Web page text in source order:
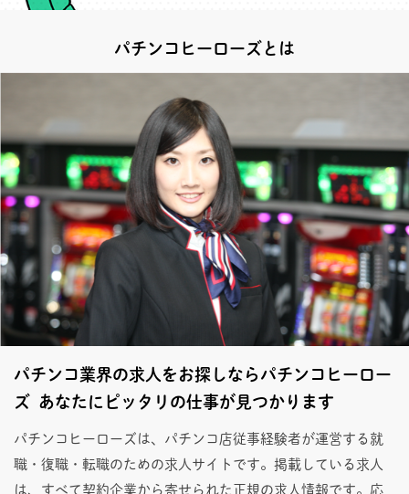
パチンコヒーローズとは
パチンコ業界の求人をお探しならパチンコヒーロー
ズ あなたにピッタリの仕事が見つかります
パチンコヒーローズは、パチンコ店従事経験者が運営する就
職・復職・転職のための求人サイトです。掲載している求人
は、すべて契約企業から寄せられた正規の求人情報です。応